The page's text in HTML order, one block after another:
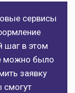
сервисы
шаг в этом
можно было
заявку
смогут